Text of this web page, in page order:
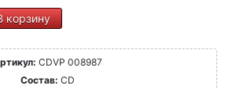
корзину
CDVP 008987
Состав: CD